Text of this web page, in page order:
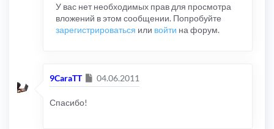
У вас нет необходимых прав для просмотра
вложений в этом сообщении. Попробуйте
зарегистрироваться или войти на форум.
9CaraTT Сообщение
04.06.2011
Спасибо!